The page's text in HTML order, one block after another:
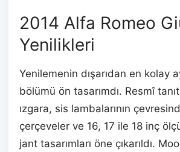
2014 Alfa Romeo
Yenilikleri
Yenilemenin dışarıdan en kolay
bölümü ön tasarımdı. Resmî
ızgara, sis lambalarının
çerçeveler ve 16, 17 ile 18 inç
jant tasarımları öne çıkarıldı.